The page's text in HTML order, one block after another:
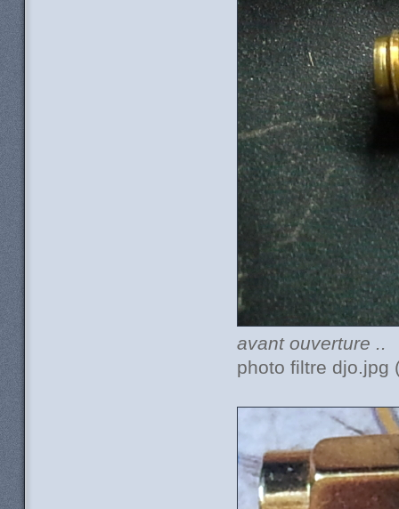
avant ouverture ..
photo filtre djo.jpg